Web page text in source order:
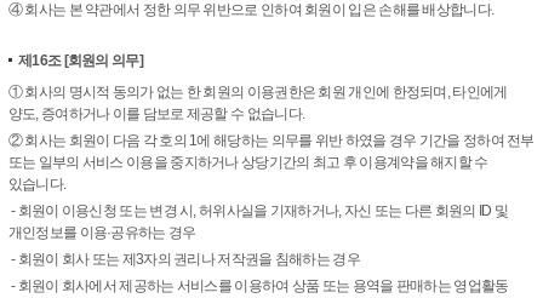
④ 회사는 본 약관에서 정한 의무 위반으로 인하여 회원이 입은 손해를 배상합니다.
제16조[회원의 의무]
① 회사의 명시적 동의가 없는 한 회원의 이용권한은 회원 개인에 한정되며, 타인에게
양도, 증여하거나 이를 담보로 제공할 수 없습니다.
② 회사는 회원이 다음 각 호의 1에 해당하는 의무를 위반 하였을 경우 기간을 정하여 전부
또는 일부의 서비스 이용을 중지하거나 상당기간의 최고 후 이용계약을 해지할 수
있습니다.
- 회원이 이용신청 또는 변경 시, 허위사실을 기재하거나, 자신 또는 다른 회원의 ID 및
개인정보를 이용·공유하는 경우
- 회원이 회사 또는 제3자의 권리나 저작권을 침해하는 경우
- 회원이 회사에서 제공하는 서비스를 이용하여 상품 또는 용역을 판매하는 영업활동